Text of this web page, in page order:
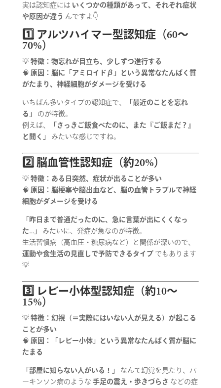
実は認知症には いくつかの種類があって、それぞれ症状
や原因が違う んですよ👇
1️⃣ アルツハイマー型認知症（60〜
70%）
💡特徴：物忘れが目立ち、少しずつ進行する
🧠 原因：脳に「アミロイドβ」という異常なたんぱく質
がたまり、神経細胞がダメージを受ける
いちばん多いタイプの認知症で、
「最近のことを忘れ
る」
のが特徴。
例えば、
「さっきご飯食べたのに、また『ご飯まだ？』
と聞く」
みたいな感じですね。
2️⃣ 脳血管性認知症（約20%）
💡特徴：ある日突然、症状が出ることが多い
🧠 原因：脳梗塞や脳出血など、脳の血管トラブルで神経
細胞がダメージを受ける
「昨日まで普通だったのに、急に言葉が出にくくなっ
た…」
みたいに、発症が急なのが特徴。
生活習慣病（高血圧・糖尿病など）と関係が深いので、
運動や食生活の見直しで予防できるタイプでもあります
💡
3️⃣ レビー小体型認知症（約10〜
15%）
💡特徴：幻視（＝実際にはいない人が見える）が起こる
ことが多い
🧠 原因：「レビー小体」という異常なたんぱく質が脳に
たまる
「部屋に知らない人がいる！」
なんて幻覚を見たり、パ
ーキンソン病のような 手足の震え・歩きづらさ などの症